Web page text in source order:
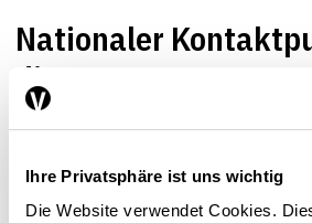
Ihre Privatsphäre ist uns wichtig
Die Website verwendet Cookies.
Nationaler
die
WIRTSCHAFTSPOLITIK
Lukas Siegenthaler,Alexander Kunze